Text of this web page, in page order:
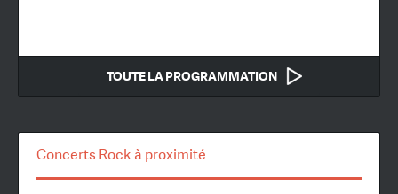
TOUTE LA PROGRAMMATION
Concerts Rock à proximité